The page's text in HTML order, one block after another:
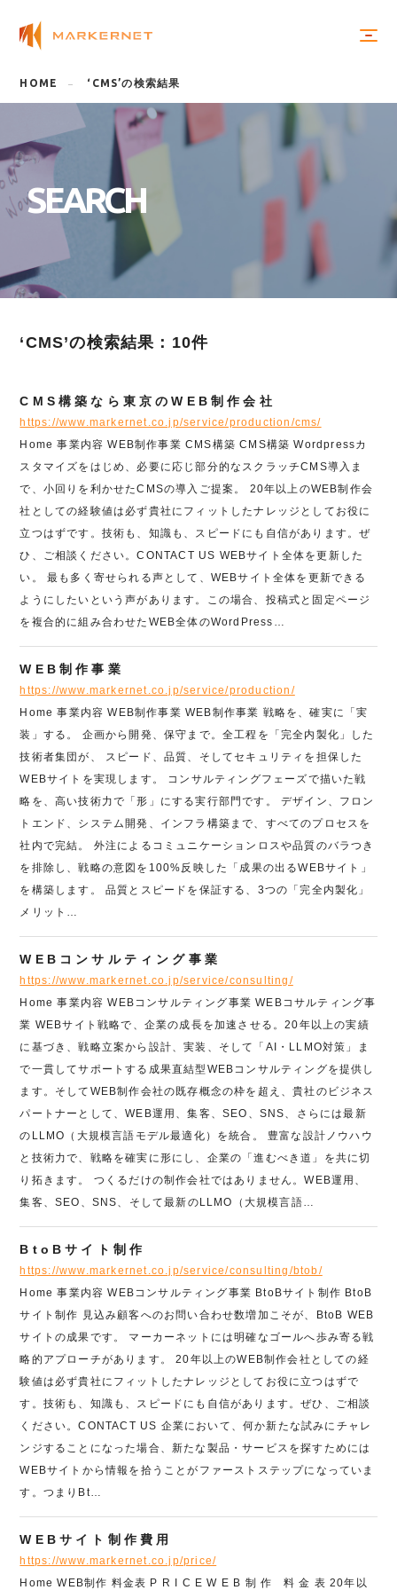
HOME ‘CMS’の検索結果
SEARCH
‘CMS’の検索結果：10件
CMS構築なら東京のWEB制作会社
https://www.markernet.co.jp/service/production/cms/
Home 事業内容 WEB制作事業 CMS構築 CMS構築 Wordpressカ
スタマイズをはじめ、必要に応じ部分的なスクラッチCMS導入ま
で、小回りを利かせたCMSの導入ご提案。 20年以上のWEB制作会
社としての経験値は必ず貴社にフィットしたナレッジとしてお役に
立つはずです。技術も、知識も、スピードにも自信があります。ぜ
ひ、ご相談ください。CONTACT US WEBサイト全体を更新した
い。 最も多く寄せられる声として、WEBサイト全体を更新できる
ようにしたいという声があります。この場合、投稿式と固定ページ
を複合的に組み合わせたWEB全体のWordPress…
WEB制作事業
https://www.markernet.co.jp/service/production/
Home 事業内容 WEB制作事業 WEB制作事業 戦略を、確実に「実
装」する。 企画から開発、保守まで。全工程を「完全内製化」した
技術者集団が、 スピード、品質、そしてセキュリティを担保した
WEBサイトを実現します。 コンサルティングフェーズで描いた戦
略を、高い技術力で「形」にする実行部門です。 デザイン、フロン
トエンド、システム開発、インフラ構築まで、すべてのプロセスを
社内で完結。 外注によるコミュニケーションロスや品質のバラつき
を排除し、戦略の意図を100%反映した「成果の出るWEBサイト」
を構築します。 品質とスピードを保証する、3つの「完全内製化」
メリット…
WEBコンサルティング事業
https://www.markernet.co.jp/service/consulting/
Home 事業内容 WEBコンサルティング事業 WEBコサルティング事
業 WEBサイト戦略で、企業の成長を加速させる。20年以上の実績
に基づき、戦略立案から設計、実装、そして「AI・LLMO対策」ま
で一貫してサポートする成果直結型WEBコンサルティングを提供し
ます。そしてWEB制作会社の既存概念の枠を超え、貴社のビジネス
パートナーとして、WEB運用、集客、SEO、SNS、さらには最新
のLLMO（大規模言語モデル最適化）を統合。 豊富な設計ノウハウ
と技術力で、戦略を確実に形にし、企業の「進むべき道」を共に切
り拓きます。 つくるだけの制作会社ではありません。WEB運用、
集客、SEO、SNS、そして最新のLLMO（大規模言語…
BtoBサイト制作
https://www.markernet.co.jp/service/consulting/btob/
Home 事業内容 WEBコンサルティング事業 BtoBサイト制作 BtoB
サイト制作 見込み顧客へのお問い合わせ数増加こそが、BtoB WEB
サイトの成果です。 マーカーネットには明確なゴールへ歩み寄る戦
略的アプローチがあります。 20年以上のWEB制作会社としての経
験値は必ず貴社にフィットしたナレッジとしてお役に立つはずで
す。技術も、知識も、スピードにも自信があります。ぜひ、ご相談
ください。CONTACT US 企業において、何か新たな試みにチャレ
ンジすることになった場合、新たな製品・サービスを探すためには
WEBサイトから情報を拾うことがファーストステップになっていま
す。つまりBt…
WEBサイト制作費用
https://www.markernet.co.jp/price/
Home WEB制作 料金表 P R I C E W E B 制 作 料 金 表 20年以